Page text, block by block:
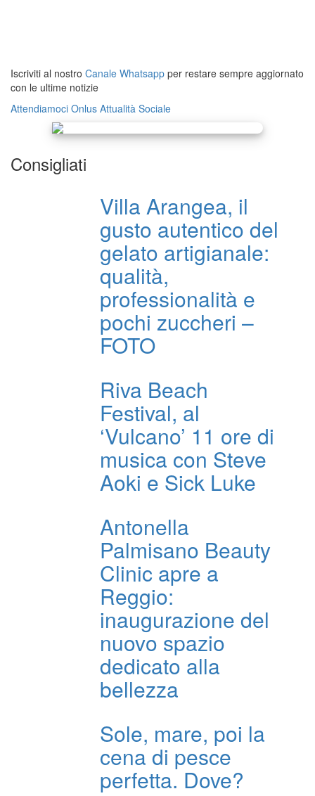
Iscriviti al nostro Canale Whatsapp per restare sempre aggiornato
con le ultime notizie
Attendiamoci Onlus Attualità Sociale
Consigliati
Villa Arangea, il
gusto autentico del
gelato artigianale:
qualità,
professionalità e
pochi zuccheri –
FOTO
Riva Beach
Festival, al
‘Vulcano’ 11 ore di
musica con Steve
Aoki e Sick Luke
Antonella
Palmisano Beauty
Clinic apre a
Reggio:
inaugurazione del
nuovo spazio
dedicato alla
bellezza
Sole, mare, poi la
cena di pesce
perfetta. Dove?